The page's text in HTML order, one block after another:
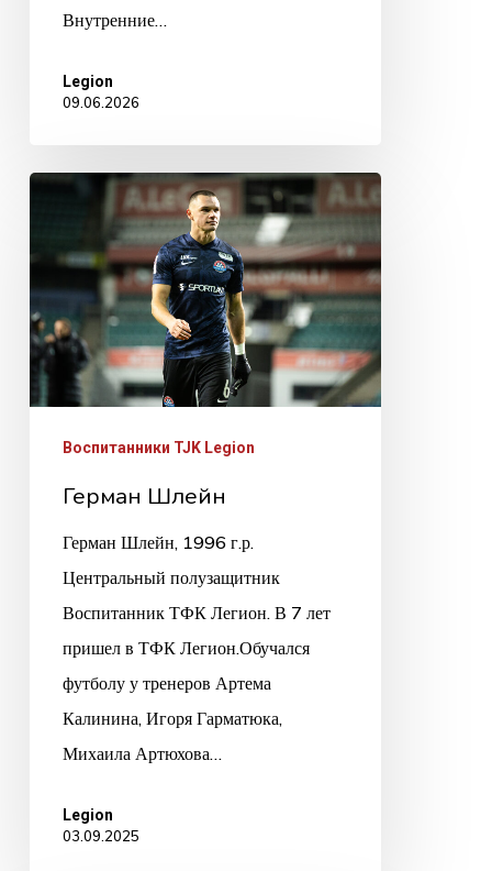
Внутренние…
Legion
09.06.2026
Воспитанники TJK Legion
Герман Шлейн
Герман Шлейн, 1996 г.р.
Центральный полузащитник
Воспитанник ТФК Легион. В 7 лет
пришел в ТФК Легион.Обучался
футболу у тренеров Артема
Калинина, Игоря Гарматюка,
Михаила Артюхова…
Legion
03.09.2025